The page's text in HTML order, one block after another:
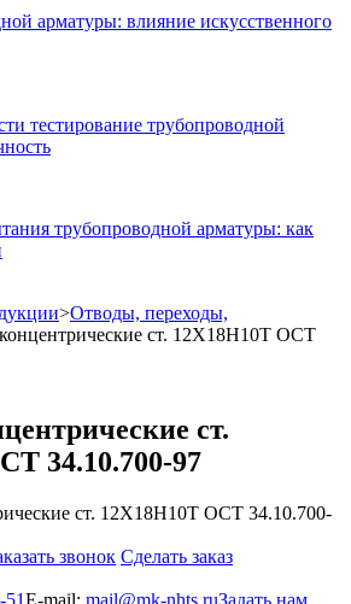
арматуры: влияние искусственного
тестирование трубопроводной
трубопроводной арматуры: как
>Отводы, переходы,
ст. 12Х18Н10Т ОСТ
ст.
34.10.700-97
звонок Сделать заказ
E-mail: mail@mk-nhts.ruЗадать нам